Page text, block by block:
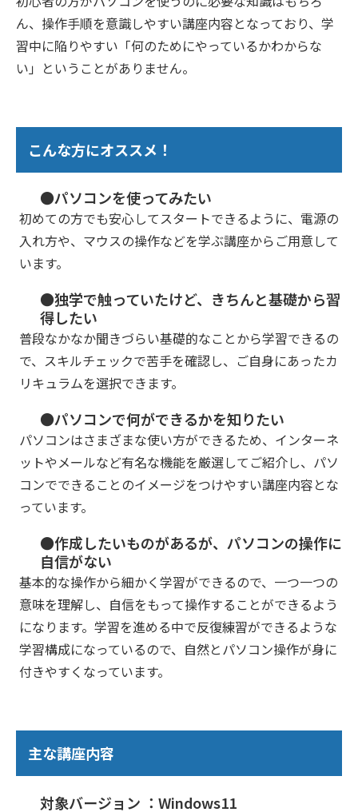
ん、操作手順を意識しやすい講座内容となっており、学
習中に陥りやすい「何のためにやっているかわからな
い」ということがありません。
こんな方にオススメ！
●パソコンを使ってみたい
初めての方でも安心してスタートできるように、電源の
入れ方や、マウスの操作などを学ぶ講座からご用意して
います。
●独学で触っていたけど、きちんと基礎から習
得したい
普段なかなか聞きづらい基礎的なことから学習できるの
で、スキルチェックで苦手を確認し、ご自身にあったカ
リキュラムを選択できます。
●パソコンで何ができるかを知りたい
パソコンはさまざまな使い方ができるため、インターネ
ットやメールなど有名な機能を厳選してご紹介し、パソ
コンでできることのイメージをつけやすい講座内容とな
っています。
●作成したいものがあるが、パソコンの操作に
自信がない
基本的な操作から細かく学習ができるので、一つ一つの
意味を理解し、自信をもって操作することができるよう
になります。学習を進める中で反復練習ができるような
学習構成になっているので、自然とパソコン操作が身に
付きやすくなっています。
主な講座内容
対象バージョン ：Windows11